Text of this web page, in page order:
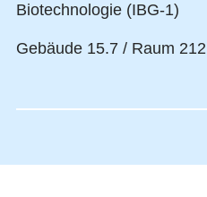
Biotechnologie (IBG-1)
Gebäude 15.7 / Raum 212